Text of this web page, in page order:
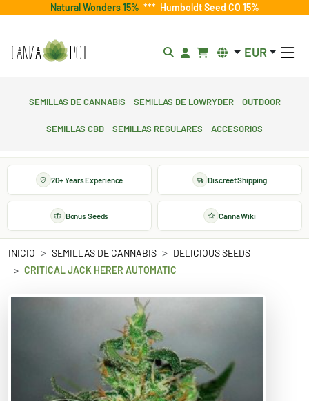
Natural Wonders 15% *** Humboldt Seed CO 15%
EUR
Semillas de cannabis Semillas de lowryder Outdoor
Semillas CBD Semillas regulares Accesorios
20+ Years Experience Discreet Shipping
Bonus Seeds Canna Wiki
INICIO SEMILLAS DE CANNABIS
DELICIOUS SEEDS
CRITICAL JACK HERER AUTOMATIC